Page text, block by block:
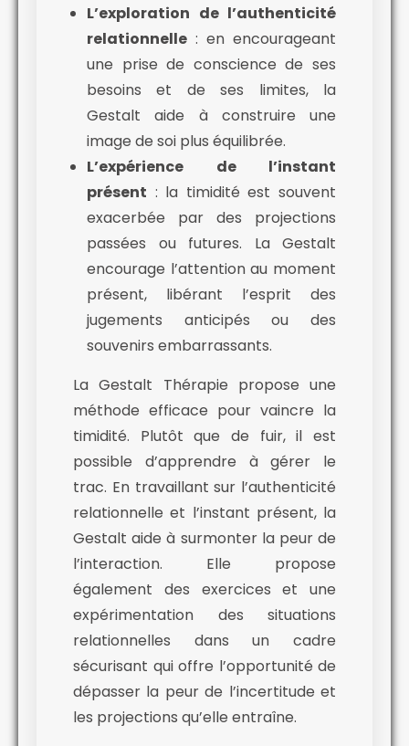
L’exploration de l’authenticité
relationnelle : en encourageant
une prise de conscience de ses
besoins et de ses limites, la
Gestalt aide à construire une
image de soi plus équilibrée.
L’expérience de l’instant
présent : la timidité est souvent
exacerbée par des projections
passées ou futures. La Gestalt
encourage l’attention au moment
présent, libérant l’esprit des
jugements anticipés ou des
souvenirs embarrassants.
La Gestalt Thérapie propose une
méthode efficace pour vaincre la
timidité. Plutôt que de fuir, il est
possible d’apprendre à gérer le
trac. En travaillant sur l’authenticité
relationnelle et l’instant présent, la
Gestalt aide à surmonter la peur de
l’interaction. Elle propose
également des exercices et une
expérimentation des situations
relationnelles dans un cadre
sécurisant qui offre l’opportunité de
dépasser la peur de l’incertitude et
les projections qu’elle entraîne.